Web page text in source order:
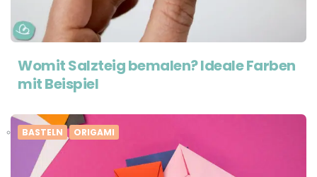
Womit Salzteig bemalen? Ideale Farben
mit Beispiel
BASTELN ORIGAMI